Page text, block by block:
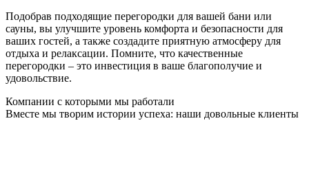
Подобрав подходящие перегородки для вашей бани или
сауны, вы улучшите уровень комфорта и безопасности для
ваших гостей, а также создадите приятную атмосферу для
отдыха и релаксации. Помните, что качественные
перегородки – это инвестиция в ваше благополучие и
удовольствие.
Компании с которыми мы работали
Вместе мы творим истории успеха: наши довольные клиенты